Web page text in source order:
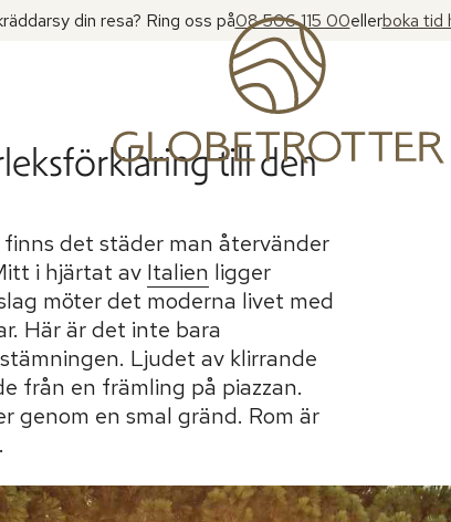
din resa? Ring oss på08 506 115 00ellerboka tid
till den
det städer man återvänder
i hjärtat av Italien ligger
möter det moderna livet med
Här är det inte bara
Ljudet av klirrande
från en främling på piazzan.
genom en smal gränd. Rom är